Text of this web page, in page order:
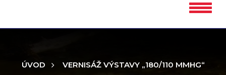
ÚVOD VERNISÁŽ VÝSTAVY „180/110 MMHG“